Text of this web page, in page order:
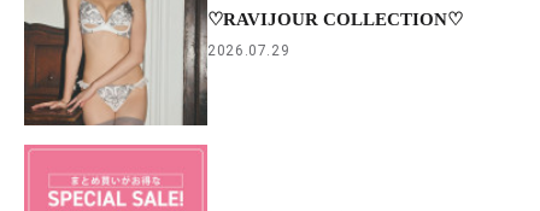
♡RAVIJOUR COLLECTION♡
2026.07.29